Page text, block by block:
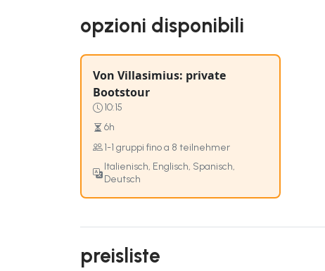
opzioni disponibili
Von Villasimius: private
Bootstour
10:15
6h
1-1 gruppi fino a 8 teilnehmer
Italienisch, Englisch, Spanisch,
Deutsch
preisliste